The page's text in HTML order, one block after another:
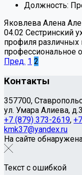
Должность:
Яковлева Алена
04.02 Сестринский
профиля различных
профессиональное
Пред. 1 2
Контакты
357700,
ул. Умара Алиева,
+7 (879) 373-2619,
kmk37@yandex.ru
На сайте
Текст с ошибкой